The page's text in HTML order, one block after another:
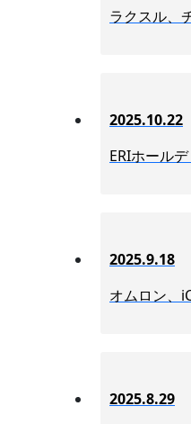
2025.10.22
2025.9.18
オムロン、
2025.8.29